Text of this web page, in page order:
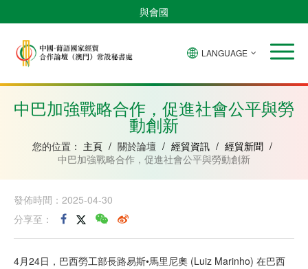
與會國
安
比
紹
內
亞
克
和
普
西
LANGUAGE
中巴加強戰略合作，促進社會公平與勞
動創新
您的位置： 主頁 / 關於論壇 / 經貿資訊 / 經貿新聞 /
中巴加強戰略合作，促進社會公平與勞動創新
發佈時間：2025-04-30
分享至：
4月24日，巴西勞工部長路易斯•馬里尼奧 (Luiz Marinho) 在巴西